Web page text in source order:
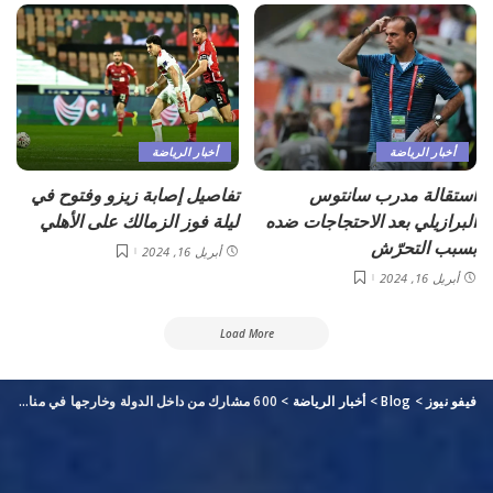
أخبار الرياضة
استقالة مدرب سانتوس
البرازيلي بعد الاحتجاجات ضده
بسبب التحرّش
أبريل 16, 2024
أخبار الرياضة
تفاصيل إصابة زيزو وفتوح في
ليلة فوز الزمالك على الأهلي
أبريل 16, 2024
Load More
فيفو نيوز >
Blog
>أخبار الرياضة > 600 مشارك من داخل الدولة وخارجها في منافسات البادل بـ «دورة ند الشبا»